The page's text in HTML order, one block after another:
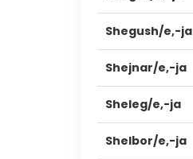
Shegush/e,-ja
Shejnar/e,-ja
Sheleg/e,-ja
Shelbor/e,-ja